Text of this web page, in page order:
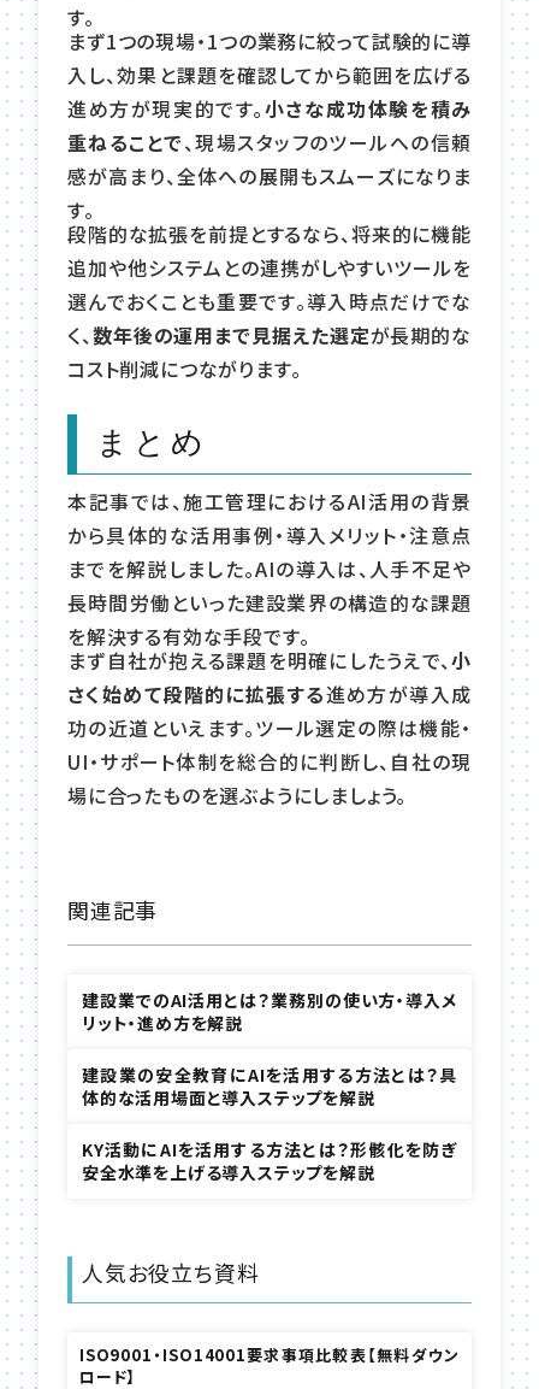
す。
まず1つの現場・1つの業務に絞って試験的に導
入し、効果と課題を確認してから範囲を広げる
進め方が現実的です。小さな成功体験を積み
重ねることで、現場スタッフのツールへの信頼
感が高まり、全体への展開もスムーズになりま
す。
段階的な拡張を前提とするなら、将来的に機能
追加や他システムとの連携がしやすいツールを
選んでおくことも重要です。導入時点だけでな
く、数年後の運用まで見据えた選定が長期的な
コスト削減につながります。
まとめ
本記事では、施工管理におけるAI活用の背景
から具体的な活用事例・導入メリット・注意点
までを解説しました。AIの導入は、人手不足や
長時間労働といった建設業界の構造的な課題
を解決する有効な手段です。
まず自社が抱える課題を明確にしたうえで、小
さく始めて段階的に拡張する進め方が導入成
功の近道といえます。ツール選定の際は機能・
UI・サポート体制を総合的に判断し、自社の現
場に合ったものを選ぶようにしましょう。
関連記事
建設業でのAI活用とは？業務別の使い方・導入メ
リット・進め方を解説
建設業の安全教育にAIを活用する方法とは？具
体的な活用場面と導入ステップを解説
KY活動にAIを活用する方法とは？形骸化を防ぎ
安全水準を上げる導入ステップを解説
人気お役立ち資料
ISO9001・ISO14001要求事項比較表【無料ダウン
ロード】